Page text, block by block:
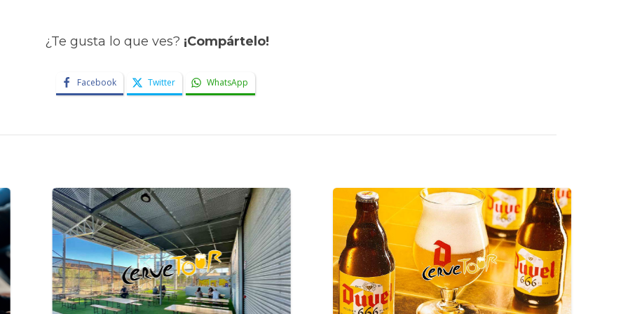
¿Te gusta lo que ves? ¡Compártelo!
Facebook Twitter WhatsApp